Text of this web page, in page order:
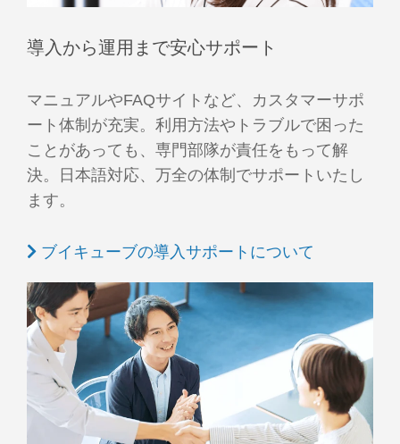
導入から運用まで安心サポート
マニュアルやFAQサイトなど、カスタマーサポ
ート体制が充実。利用方法やトラブルで困った
ことがあっても、専門部隊が責任をもって解
決。日本語対応、万全の体制でサポートいたし
ます。
ブイキューブの導入サポートについて